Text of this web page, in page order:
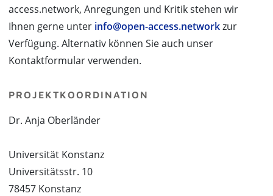
access.network, Anregungen und Kritik stehen wir
Ihnen gerne unter info@open-access.networkzur
Verfügung. Alternativ können Sie auch unser
Kontaktformular verwenden.
PROJEKTKOORDINATION
Dr. Anja Oberländer
Universität Konstanz
Universitätsstr. 10
78457 Konstanz